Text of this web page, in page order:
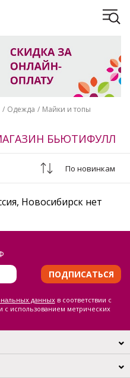
Одежда Майки и топы
БЬЮТИФУЛЛ
По новинкам
Новосибирск нет
ПОДПИСАТЬСЯ
данныхв соответствии с
и с использованием метрических